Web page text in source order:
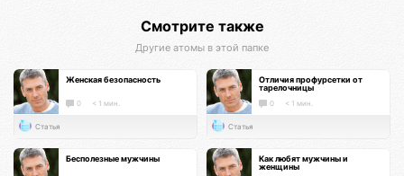
Смотрите также
Другие атомы в этой папке
Женская безопасность
0 < 1 мин.
Статья
Отличия профурсетки от
тарелочницы
0 < 1 мин.
Статья
Бесполезные мужчины
Как любят мужчины и
женщины